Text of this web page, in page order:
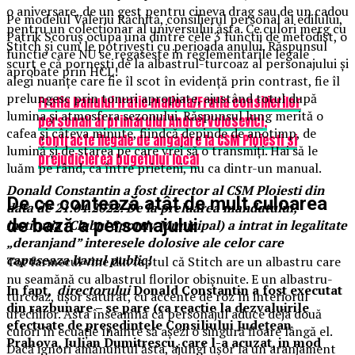
Pe modelul Valeriu Răchită, consilierul personal al edilului,
Patrik Scoruş ocupa una dintre cele 3 functii de metodist, o
functie care NU se regaseste in reglementarile legale
aprobate prin HCL!
Fratia banului fratie mafiota/Fratia consilierilor
personali ai primarului Andrei Volosevici,
contracte ilegale de angajare la CSM Ploiesti si
prejudicierea bugetului local
Donald Constantin a fost director al CSM Ploiesti din
data de 21.04.2022. De la preluarea mandatului,
institutia (Clubul Sportiv Municipal) a intrat in legalitate
„deranjand” interesele dolosive ale celor care
capuseaza banul public!
In fapt,directoruluiDonald Constantin a fost executat
din razbunare – se pare (ca reactie la dezvaluirile
efectuate depreședintele Consiliului Județean
Prahova, Iulian Dumitrescu, care l-a acuzat, in mod
o aniversare, de un gest pentru cineva drag sau de un cadou
pentru un colecționar al universului ăsta. Ce culori merg cu
Stitch și cum le potrivești cu perioada anului. Răspunsul
scurt e că pornești de la albastrul-turcoaz al personajului și
alegi nuanțe care fie îl scot în evidență prin contrast, fie îl
prelungesc prin tonuri apropiate, ajustând totul după
lumina și atmosfera sezonului. Răspunsul lung merită o
cafea și câteva minute, fiindcă depinde de anotimp, de
lumină și de starea pe care vrei să o transmiți. Hai să le
luăm pe rând, ca între prieteni, nu ca dintr-un manual.
De ce contează atât de mult culoarea
de bază a personajului
Tot farmecul vine din faptul că Stitch are un albastru care
nu seamănă cu albastrul florilor obișnuite. E un albastru-
turcoaz, ușor saturat, cu accente de roz în interiorul
urechilor. Asta înseamnă că personajul aduce deja două
culori în ecuație înainte să așezi o singură floare lângă el.
Dacă ignori amănuntul ăsta, ajungi ușor la un aranjament